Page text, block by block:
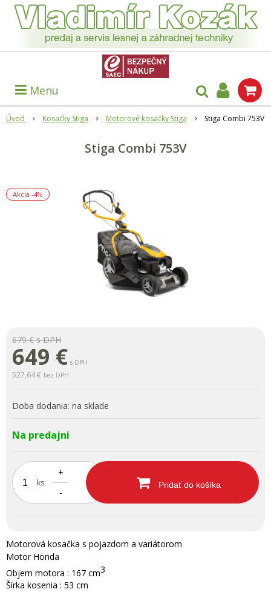
Menu
Úvod Kosačky Stiga Motorové kosačky Stiga Stiga Combi 753V
Stiga Combi 753V
Akcia -4%
679 €s DPH
649 € s DPH
527,64 € bez DPH
Doba dodania: na sklade
Na predajni
ks
+
-
Pridať do košíka
Motorová kosačka s pojazdom a variátorom
Motor Honda
Objem motora : 167 cm3
Šírka kosenia : 53 cm